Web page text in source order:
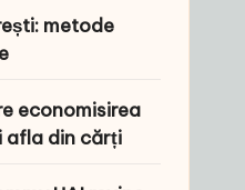
metode
economisirea
afla din cărți